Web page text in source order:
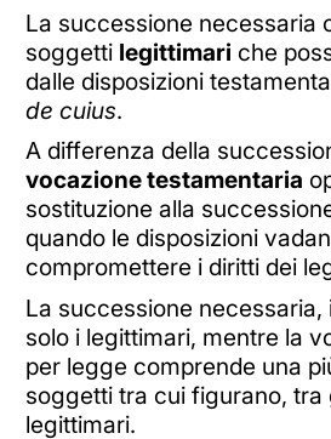
La successione necessaria
soggetti legittimari che
dalle disposizioni
de cuius.
A differenza della
vocazione testamentaria
sostituzione alla
quando le disposizioni
compromettere i diritti dei
La successione necessaria,
solo i legittimari, mentre la
per legge comprende una
soggetti tra cui figurano, tra
legittimari.